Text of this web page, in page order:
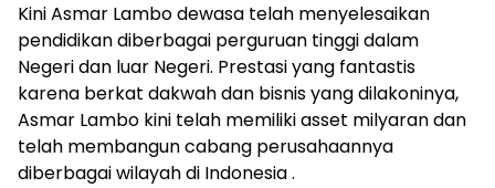
Kini Asmar Lambo dewasa telah menyelesaikan
pendidikan diberbagai perguruan tinggi dalam
Negeri dan luar Negeri. Prestasi yang fantastis
karena berkat dakwah dan bisnis yang dilakoninya,
Asmar Lambo kini telah memiliki asset milyaran dan
telah membangun cabang perusahaannya
diberbagai wilayah di Indonesia .